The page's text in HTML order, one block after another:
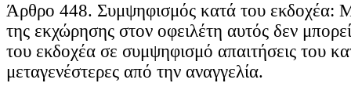
Άρθρο 448. Συμψηφισμός κατά του εκδοχέα:
της εκχώρησης στον οφειλέτη αυτός δεν μπορεί
του εκδοχέα σε συμψηφισμό απαιτήσεις του
μεταγενέστερες από την αναγγελία.